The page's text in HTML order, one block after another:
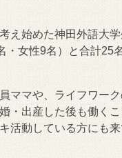
え始めた神田外語大
・女性9名）と合計25
ママや、ライフワー
・出産した後も働く
活動している方にも来